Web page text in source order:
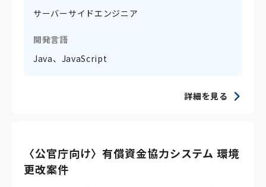
サーバーサイドエンジニア
開発言語
Java、JavaScript
詳細を見る
〈公官庁向け〉有償資金協力システム 環境
更改案件